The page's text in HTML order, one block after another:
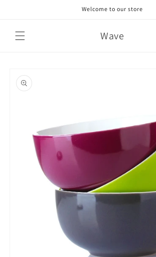
Welcome to our store
Wave
product
information